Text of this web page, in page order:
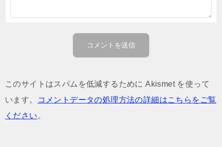
このサイトはスパムを低減するために Akismet を使って
います。
コメントデータの処理方法の詳細はこちらをご覧
ください 。